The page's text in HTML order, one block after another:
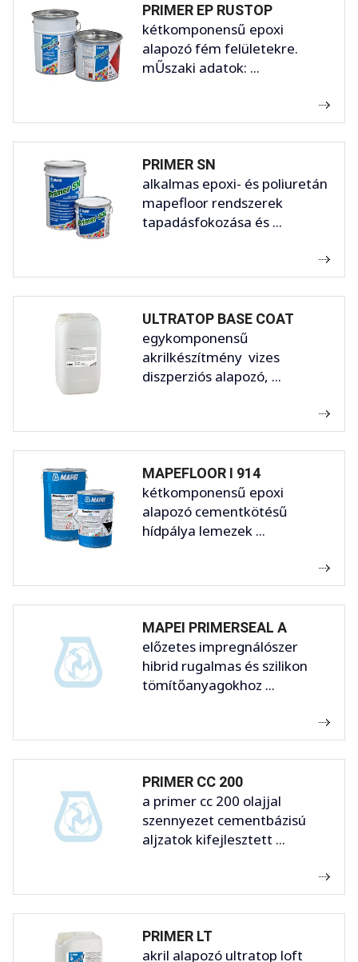
PRIMER EP RUSTOP
kétkomponensű epoxi
alapozó fém felületekre.
mŰszaki adatok: ...
PRIMER SN
alkalmas epoxi- és poliuretán
mapefloor rendszerek
tapadásfokozása és ...
ULTRATOP BASE COAT
egykomponensű
akrilkészítmény vizes
diszperziós alapozó, ...
MAPEFLOOR I 914
kétkomponensű epoxi
alapozó cementkötésű
hídpálya lemezek ...
MAPEI PRIMERSEAL A
előzetes impregnálószer
hibrid rugalmas és szilikon
tömítőanyagokhoz ...
PRIMER CC 200
a primer cc 200 olajjal
szennyezet cementbázisú
aljzatok kifejlesztett ...
PRIMER LT
akril alapozó ultratop loft